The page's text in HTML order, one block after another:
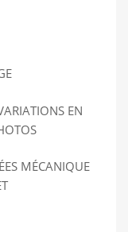
EN
MÉCANIQUE